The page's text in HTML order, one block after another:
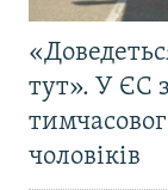
тут». У ЄС
чоловіків